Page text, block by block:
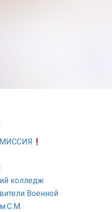
колледж
Военной